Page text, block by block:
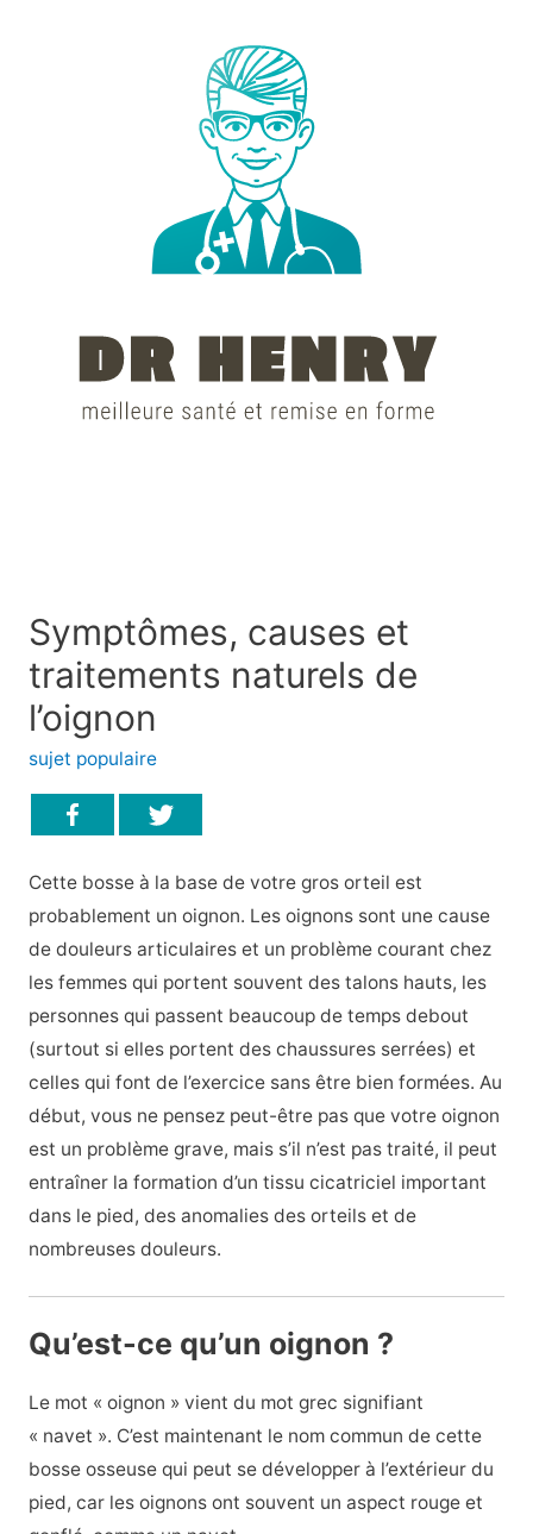
Symptômes, causes et
traitements naturels de
l’oignon
sujet populaire
Cette bosse à la base de votre gros orteil est
probablement un oignon. Les oignons sont une cause
de douleurs articulaires et un problème courant chez
les femmes qui portent souvent des talons hauts, les
personnes qui passent beaucoup de temps debout
(surtout si elles portent des chaussures serrées) et
celles qui font de l’exercice sans être bien formées. Au
début, vous ne pensez peut-être pas que votre oignon
est un problème grave, mais s’il n’est pas traité, il peut
entraîner la formation d’un tissu cicatriciel important
dans le pied, des anomalies des orteils et de
nombreuses douleurs.
Qu’est-ce qu’un oignon ?
Le mot « oignon » vient du mot grec signifiant
« navet ». C’est maintenant le nom commun de cette
bosse osseuse qui peut se développer à l’extérieur du
pied, car les oignons ont souvent un aspect rouge et